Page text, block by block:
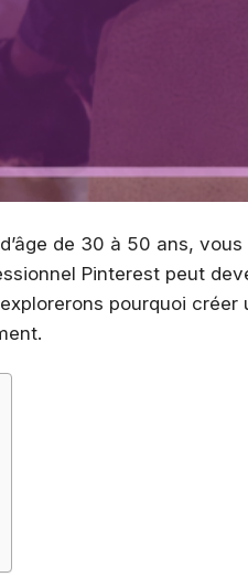
de 30 à 50 ans,
Pinterest peut
pourquoi créer